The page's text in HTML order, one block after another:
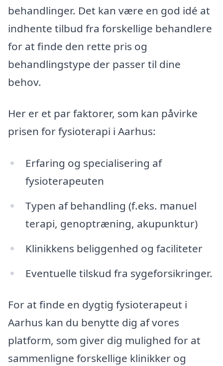
behandlinger. Det kan være en god idé at
indhente tilbud fra forskellige behandlere
for at finde den rette pris og
behandlingstype der passer til dine
behov.
Her er et par faktorer, som kan påvirke
prisen for fysioterapi i Aarhus:
Erfaring og specialisering af
fysioterapeuten
Typen af behandling (f.eks. manuel
terapi, genoptræning, akupunktur)
Klinikkens beliggenhed og faciliteter
Eventuelle tilskud fra sygeforsikringer.
For at finde en dygtig fysioterapeut i
Aarhus kan du benytte dig af vores
platform, som giver dig mulighed for at
sammenligne forskellige klinikker og